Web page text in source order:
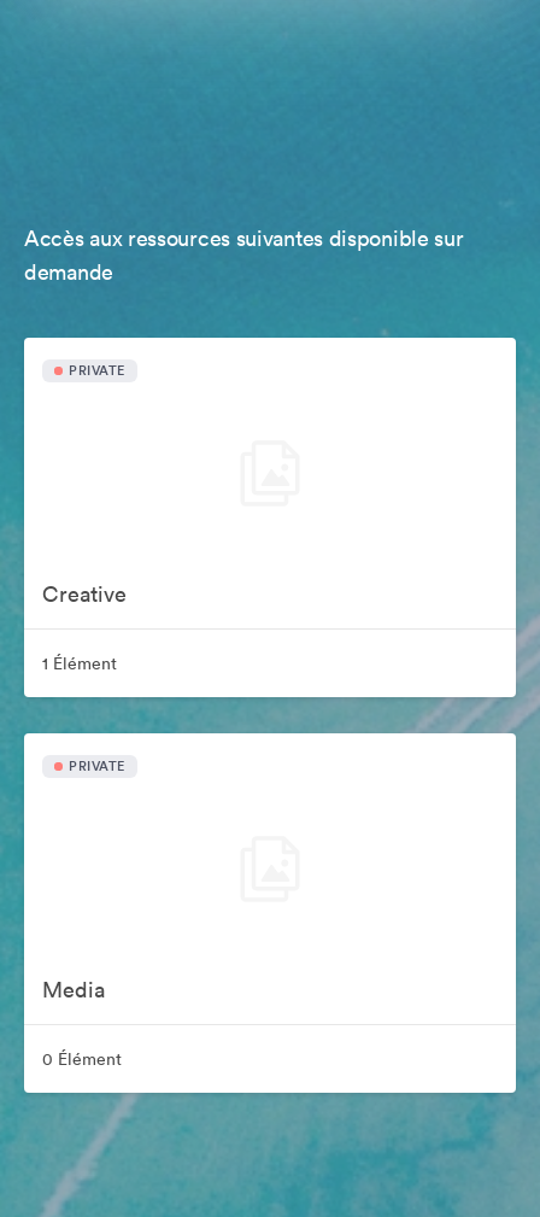
Accès aux ressources suivantes disponible sur
demande
PRIVATE
Creative
1 Élément
PRIVATE
Media
0 Élément